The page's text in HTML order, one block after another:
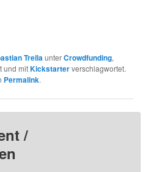
TrellaunterCrowdfunding,
und mitKickstarterverschlagwortet.
Permalink.
/